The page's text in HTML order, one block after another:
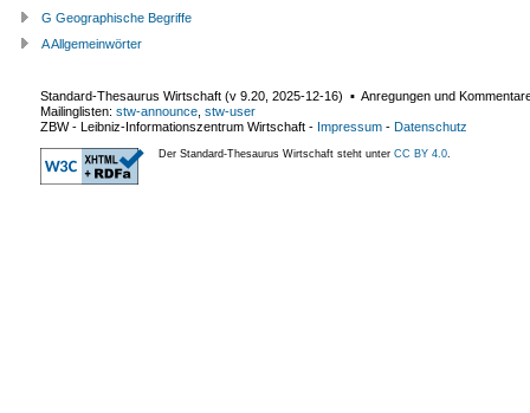
G Geographische Begriffe
A Allgemeinwörter
Standard-Thesaurus Wirtschaft (v 9.20 2025-12-16) ▪ Anregungen und
Mailinglisten: stw-announce stw-user
ZBW - Leibniz-Informationszentrum Wirtschaft - Impressum - Datenschutz
Der Standard-Thesaurus Wirtschaft steht unter CC BY 4.0